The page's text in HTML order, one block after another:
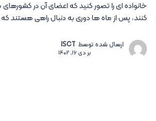
خانواده ای را تصور کنید که اعضای آن در
کنند، پس از ماه ها دوری به دنبال راهی هستند که
ارسال شده توسط ISCT
بردی 16, 1402